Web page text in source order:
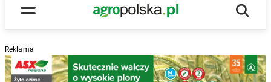
Menu
Main Logo
Reklama